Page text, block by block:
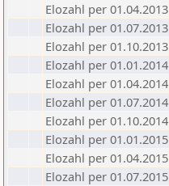
Elozahl per 01.04.2013
Elozahl per 01.07.2013
Elozahl per 01.10.2013
Elozahl per 01.01.2014
Elozahl per 01.04.2014
Elozahl per 01.07.2014
Elozahl per 01.10.2014
Elozahl per 01.01.2015
Elozahl per 01.04.2015
Elozahl per 01.07.2015